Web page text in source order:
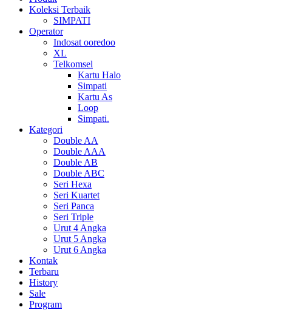
Koleksi Terbaik
SIMPATI
Operator
Indosat ooredoo
XL
Telkomsel
Kartu Halo
Simpati
Kartu As
Loop
Simpati.
Kategori
Double AA
Double AAA
Double AB
Double ABC
Seri Hexa
Seri Kuartet
Seri Panca
Seri Triple
Urut 4 Angka
Urut 5 Angka
Urut 6 Angka
Kontak
Terbaru
History
Sale
Program